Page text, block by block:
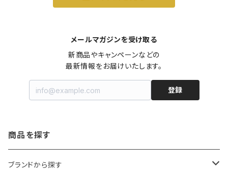
メールマガジンを受け取る
新商品やキャンペーンなどの
最新情報をお届けいたします。
登録
商品を探す
ブランドから探す